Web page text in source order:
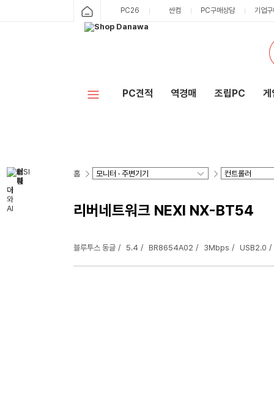
PC26 싼컴 PC구매상담 기업
PC견적 역경매 조립PC 게
홈
리버네트워크 NEXI NX-BT54
블루투스 동글 5.4 BR8654A02 3Mbps USB2.0